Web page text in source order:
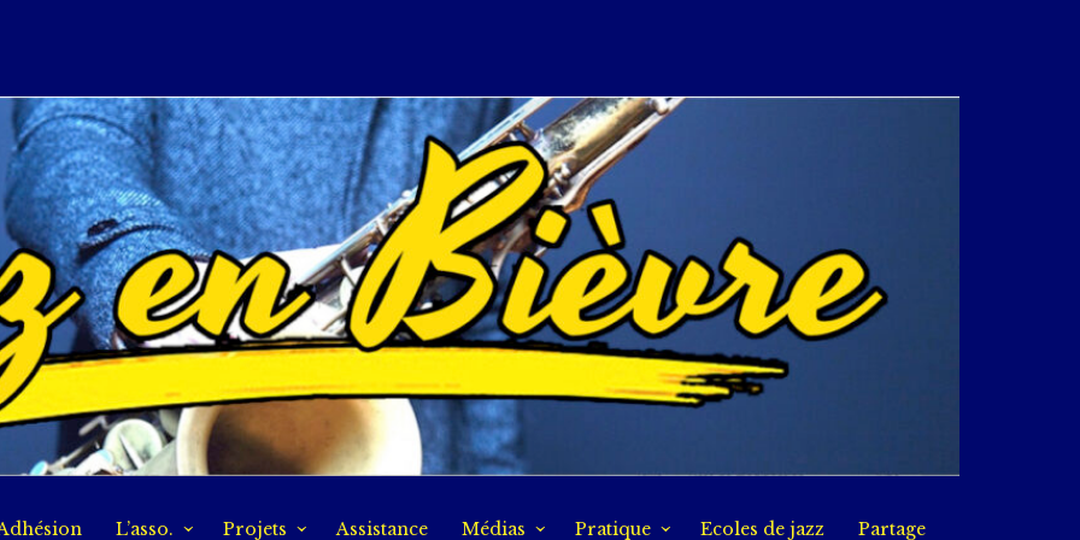
L’asso. Projets Assistance Médias Pratique Ecoles de jazz Partage